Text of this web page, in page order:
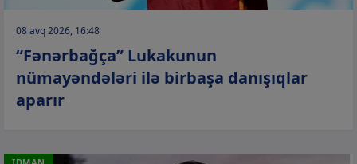
08 avq 2026, 16:48
“Fənərbağça” Lukakunun
nümayəndələri ilə birbaşa danışıqlar
aparır